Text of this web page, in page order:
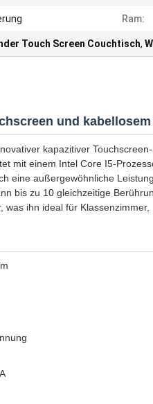
Ram:
Touch Screen Couchtisch,
und
kapazitiver
mit einem Intel Core I5-
eine außergewöhnliche
bis zu 10 gleichzeitige
ihn ideal für